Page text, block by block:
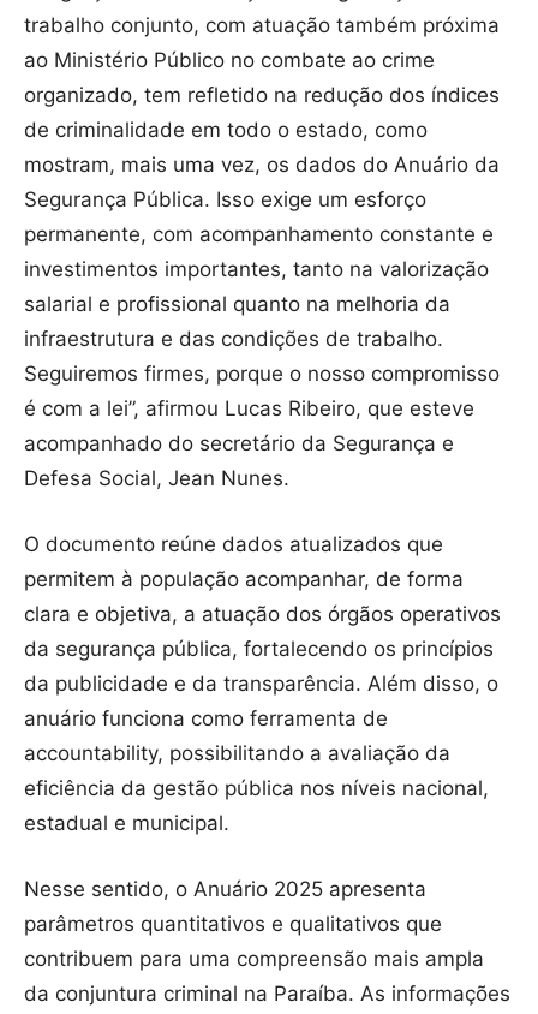
trabalho conjunto, com atuação também próxima
ao Ministério Público no combate ao crime
organizado, tem refletido na redução dos índices
de criminalidade em todo o estado, como
mostram, mais uma vez, os dados do Anuário da
Segurança Pública. Isso exige um esforço
permanente, com acompanhamento constante e
investimentos importantes, tanto na valorização
salarial e profissional quanto na melhoria da
infraestrutura e das condições de trabalho.
Seguiremos firmes, porque o nosso compromisso
é com a lei”, afirmou Lucas Ribeiro, que esteve
acompanhado do secretário da Segurança e
Defesa Social, Jean Nunes.
O documento reúne dados atualizados que
permitem à população acompanhar, de forma
clara e objetiva, a atuação dos órgãos operativos
da segurança pública, fortalecendo os princípios
da publicidade e da transparência. Além disso, o
anuário funciona como ferramenta de
accountability, possibilitando a avaliação da
eficiência da gestão pública nos níveis nacional,
estadual e municipal.
Nesse sentido, o Anuário 2025 apresenta
parâmetros quantitativos e qualitativos que
contribuem para uma compreensão mais ampla
da conjuntura criminal na Paraíba. As informações